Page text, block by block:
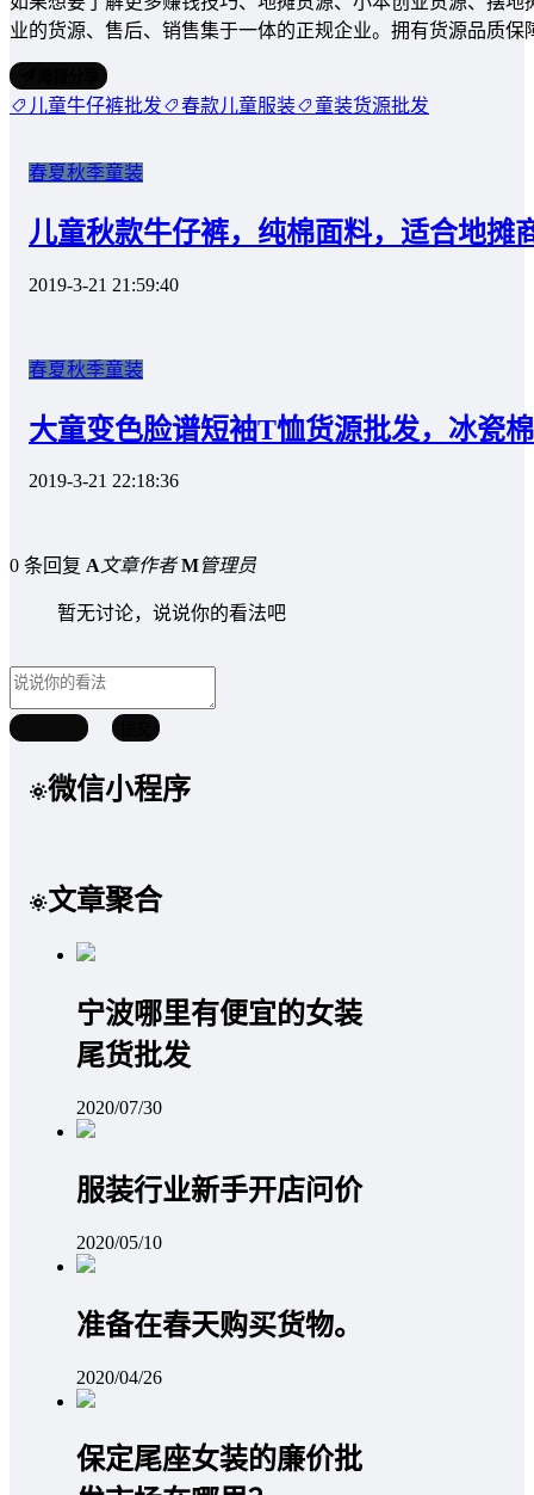
业的货源、售后、销售集于一体的正规企业。拥有货源品质
儿童牛仔裤批发 春款儿童服装 童装货源批发
春夏秋季童装
儿童秋款牛仔裤，纯棉面料，适合地摊
2019-3-21 21:59:40
春夏秋季童装
大童变色脸谱短袖T恤货源批发，冰瓷
2019-3-21 22:18:36
0 条回复 A文章作者 M管理员
暂无讨论，说说你的看法吧
微信小程序
文章聚合
宁波哪里有便宜的女装
尾货批发
2020/07/30
服装行业新手开店问价
2020/05/10
准备在春天购买货物。
2020/04/26
保定尾座女装的廉价批